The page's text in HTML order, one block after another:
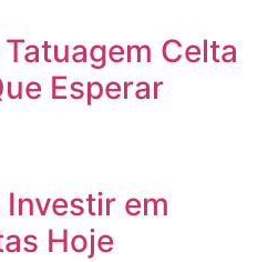
Celta
Esperar
em
Hoje